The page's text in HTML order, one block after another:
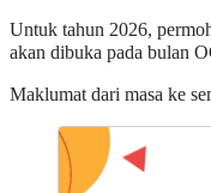
Untuk tahun 2026,
akan dibuka pada bulan
Maklumat dari masa ke